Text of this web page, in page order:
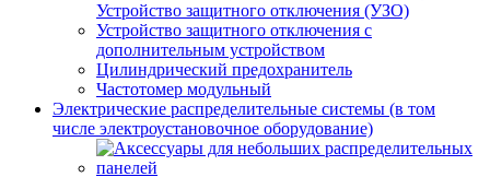
Устройство защитного отключения (УЗО)
Устройство защитного отключения с
дополнительным устройством
Цилиндрический предохранитель
Частотомер модульный
Электрические распределительные системы (в том
числе электроустановочное оборудование)